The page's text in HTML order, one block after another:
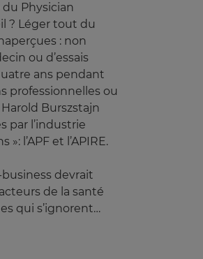
Physician
? Léger tout du
: non
ou d’essais
ans pendant
professionnelles ou
Burszstajn
par l’industrie
l’APF et l’APIRE.
devrait
de la santé
qui s’ignorent…